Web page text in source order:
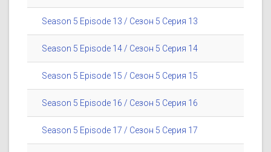
Season 5 Episode 13 / Сезон 5 Серия 13
Season 5 Episode 14 / Сезон 5 Серия 14
Season 5 Episode 15 / Сезон 5 Серия 15
Season 5 Episode 16 / Сезон 5 Серия 16
Season 5 Episode 17 / Сезон 5 Серия 17